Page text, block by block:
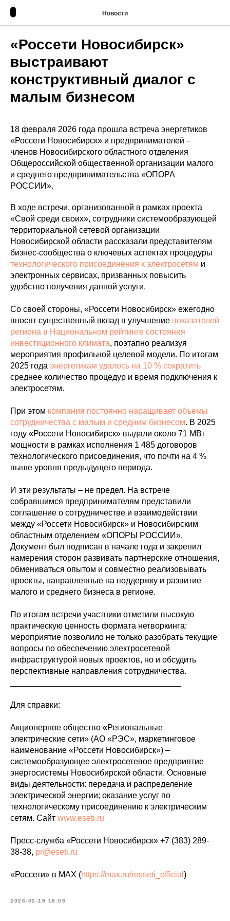
Новости
«Россети Новосибирск»
выстраивают
конструктивный диалог с
малым бизнесом
18 февраля 2026 года прошла встреча энергетиков
«Россети Новосибирск» и предпринимателей –
членов Новосибирского областного отделения
Общероссийской общественной организации малого
и среднего предпринимательства «ОПОРА
РОССИИ».
В ходе встречи, организованной в рамках проекта
«Свой среди своих», сотрудники системообразующей
территориальной сетевой организации
Новосибирской области рассказали представителям
бизнес-сообщества о ключевых аспектах процедуры
технологического присоединения к электросетям и
электронных сервисах, призванных повысить
удобство получения данной услуги.
Со своей стороны, «Россети Новосибирск» ежегодно
вносят существенный вклад в улучшение показателей
региона в Национальном рейтинге состояния
инвестиционного климата, поэтапно реализуя
мероприятия профильной целевой модели. По итогам
2025 года энергетикам удалось на 10 % сократить
среднее количество процедур и время подключения к
электросетям.
При этом компания постоянно наращивает объемы
сотрудничества с малым и средним бизнесом. В 2025
году «Россети Новосибирск» выдали около 71 МВт
мощности в рамках исполнения 1 485 договоров
технологического присоединения, что почти на 4 %
выше уровня предыдущего периода.
И эти результаты – не предел. На встрече
собравшимся предпринимателям представили
соглашение о сотрудничестве и взаимодействии
между «Россети Новосибирск» и Новосибирским
областным отделением «ОПОРЫ РОССИИ».
Документ был подписан в начале года и закрепил
намерения сторон развивать партнерские отношения,
обмениваться опытом и совместно реализовывать
проекты, направленные на поддержку и развитие
малого и среднего бизнеса в регионе.
По итогам встречи участники отметили высокую
практическую ценность формата нетворкинга:
мероприятие позволило не только разобрать текущие
вопросы по обеспечению электросетевой
инфраструктурой новых проектов, но и обсудить
перспективные направления сотрудничества.
Для справки:
Акционерное общество «Региональные
электрические сети» (АО «РЭС», маркетинговое
наименование «Россети Новосибирск») –
системообразующее электросетевое предприятие
энергосистемы Новосибирской области. Основные
виды деятельности: передача и распределение
электрической энергии; оказание услуг по
технологическому присоединению к электрическим
сетям. Сайт www.eseti.ru
Пресс-служба «Россети Новосибирск» +7 (383) 289-
38-38, pr@eseti.ru
«Россети» в MAX (https://max.ru/rosseti_official )
2026-02-19 18:03